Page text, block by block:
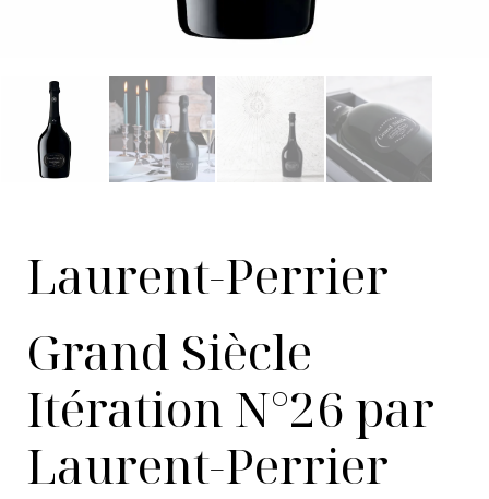
Laurent-Perrier
Grand Siècle
Itération N°26 par
Laurent-Perrier